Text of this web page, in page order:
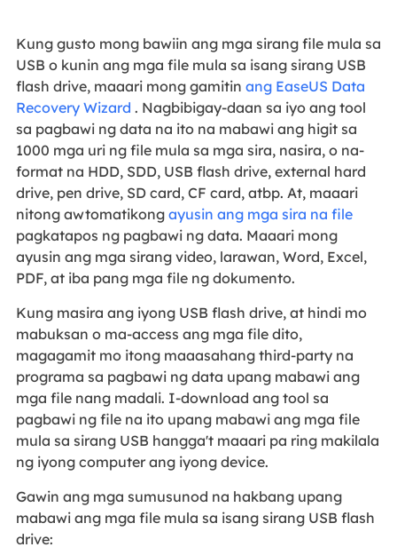
Kung gusto mong bawiin ang mga sirang file mula sa
USB o kunin ang mga file mula sa isang sirang USB
flash drive, maaari mong gamitin ang EaseUS Data
Recovery Wizard . Nagbibigay-daan sa iyo ang tool
sa pagbawi ng data na ito na mabawi ang higit sa
1000 mga uri ng file mula sa mga sira, nasira, o na-
format na HDD, SDD, USB flash drive, external hard
drive, pen drive, SD card, CF card, atbp. At, maaari
nitong awtomatikong ayusin ang mga sira na file
pagkatapos ng pagbawi ng data. Maaari mong
ayusin ang mga sirang video, larawan, Word, Excel,
PDF, at iba pang mga file ng dokumento.
Kung masira ang iyong USB flash drive, at hindi mo
mabuksan o ma-access ang mga file dito,
magagamit mo itong maaasahang third-party na
programa sa pagbawi ng data upang mabawi ang
mga file nang madali. I-download ang tool sa
pagbawi ng file na ito upang mabawi ang mga file
mula sa sirang USB hangga't maaari pa ring makilala
ng iyong computer ang iyong device.
Gawin ang mga sumusunod na hakbang upang
mabawi ang mga file mula sa isang sirang USB flash
drive: